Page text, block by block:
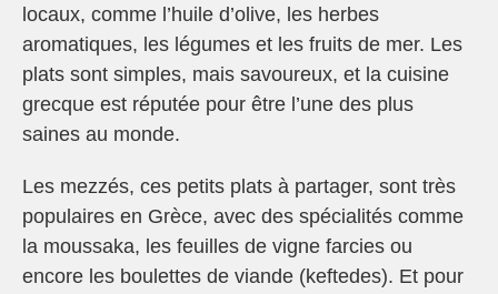
locaux, comme l’huile d’olive, les herbes
aromatiques, les légumes et les fruits de mer. Les
plats sont simples, mais savoureux, et la cuisine
grecque est réputée pour être l’une des plus
saines au monde.
Les mezzés, ces petits plats à partager, sont très
populaires en Grèce, avec des spécialités comme
la moussaka, les feuilles de vigne farcies ou
encore les boulettes de viande (keftedes). Et pour